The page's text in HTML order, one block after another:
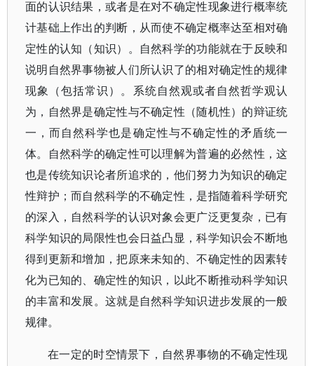
面的认识结果，或者是在对不确定性现象进行概率统
计基础上作出的判断，从而使不确定概率达至相对确
定性的认知（知识）。自然科学的功能就在于反映和
说明自然界事物被人们所认识了的相对确定性的规律
现象（包括常识）。系统自然观或者自然哲学观认
为，自然界是确定性与不确定性（随机性）的辩证统
一，而自然科学也是确定性与不确定性的矛盾统一
体。自然科学的确定性可以理解为普遍的必然性，这
也是传统知识论者所追求的，他们努力为知识的确定
性辩护；而自然科学的不确定性，是指随着科学研究
的深入，自然科学的认识对象会更广泛更复杂，已有
科学知识的局限性也会日益凸显，科学知识会不断地
得到更新和增加，把原来未知的、不确定性的因素转
化为已知的、确定性的知识，以此不断推动科学知识
的丰富和发展。这就是自然科学知识进步发展的一般
规律。
在一定的时空情景下，自然界事物的不确定性现